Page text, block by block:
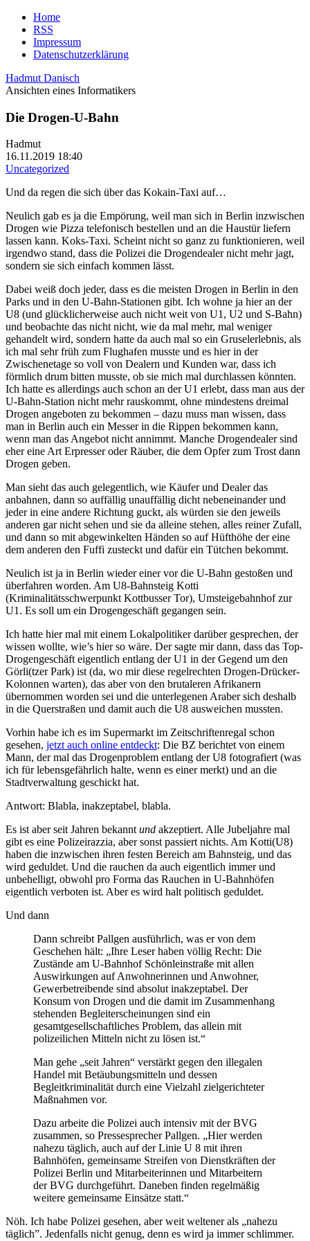
Home
RSS
Impressum
Datenschutzerklärung
Hadmut Danisch
Ansichten eines Informatikers
Die Drogen-U-Bahn
Hadmut
16.11.2019 18:40
Uncategorized
Und da regen die sich über das Kokain-Taxi auf…
Neulich gab es ja die Empörung, weil man sich in Berlin inzwischen
Drogen wie Pizza telefonisch bestellen und an die Haustür liefern
lassen kann. Koks-Taxi. Scheint nicht so ganz zu funktionieren, weil
irgendwo stand, dass die Polizei die Drogendealer nicht mehr jagt,
sondern sie sich einfach kommen lässt.
Dabei weiß doch jeder, dass es die meisten Drogen in Berlin in den
Parks und in den U-Bahn-Stationen gibt. Ich wohne ja hier an der
U8 (und glücklicherweise auch nicht weit von U1, U2 und S-Bahn)
und beobachte das nicht nicht, wie da mal mehr, mal weniger
gehandelt wird, sondern hatte da auch mal so ein Gruselerlebnis, als
ich mal sehr früh zum Flughafen musste und es hier in der
Zwischenetage so voll von Dealern und Kunden war, dass ich
förmlich drum bitten musste, ob sie mich mal durchlassen könnten.
Ich hatte es allerdings auch schon an der U1 erlebt, dass man aus der
U-Bahn-Station nicht mehr rauskommt, ohne mindestens dreimal
Drogen angeboten zu bekommen – dazu muss man wissen, dass
man in Berlin auch ein Messer in die Rippen bekommen kann,
wenn man das Angebot nicht annimmt. Manche Drogendealer sind
eher eine Art Erpresser oder Räuber, die dem Opfer zum Trost dann
Drogen geben.
Man sieht das auch gelegentlich, wie Käufer und Dealer das
anbahnen, dann so auffällig unauffällig dicht nebeneinander und
jeder in eine andere Richtung guckt, als würden sie den jeweils
anderen gar nicht sehen und sie da alleine stehen, alles reiner Zufall,
und dann so mit abgewinkelten Händen so auf Hüfthöhe der eine
dem anderen den Fuffi zusteckt und dafür ein Tütchen bekommt.
Neulich ist ja in Berlin wieder einer vor die U-Bahn gestoßen und
überfahren worden. Am U8-Bahnsteig Kotti
(Kriminalitätsschwerpunkt Kottbusser Tor), Umsteigebahnhof zur
U1. Es soll um ein Drogengeschäft gegangen sein.
Ich hatte hier mal mit einem Lokalpolitiker darüber gesprechen, der
wissen wollte, wie’s hier so wäre. Der sagte mir dann, dass das Top-
Drogengeschäft eigentlich entlang der U1 in der Gegend um den
Görli(tzer Park) ist (da, wo mir diese regelrechten Drogen-Drücker-
Kolonnen warten), das aber von den brutaleren Afrikanern
übernommen worden sei und die unterlegenen Araber sich deshalb
in die Querstraßen und damit auch die U8 ausweichen mussten.
Vorhin habe ich es im Supermarkt im Zeitschriftenregal schon
gesehen, jetzt auch online entdeckt: Die BZ berichtet von einem
Mann, der mal das Drogenproblem entlang der U8 fotografiert (was
ich für lebensgefährlich halte, wenn es einer merkt) und an die
Stadtverwaltung geschickt hat.
Antwort: Blabla, inakzeptabel, blabla.
Es ist aber seit Jahren bekanntund akzeptiert. Alle Jubeljahre mal
gibt es eine Polizeirazzia, aber sonst passiert nichts. Am Kotti(U8)
haben die inzwischen ihren festen Bereich am Bahnsteig, und das
wird geduldet. Und die rauchen da auch eigentlich immer und
unbehelligt, obwohl pro Forma das Rauchen in U-Bahnhöfen
eigentlich verboten ist. Aber es wird halt politisch geduldet.
Und dann
Dann schreibt Pallgen ausführlich, was er von dem
Geschehen hält: „Ihre Leser haben völlig Recht: Die
Zustände am U-Bahnhof Schönleinstraße mit allen
Auswirkungen auf Anwohnerinnen und Anwohner,
Gewerbetreibende sind absolut inakzeptabel. Der
Konsum von Drogen und die damit im Zusammenhang
stehenden Begleiterscheinungen sind ein
gesamtgesellschaftliches Problem, das allein mit
polizeilichen Mitteln nicht zu lösen ist.“
Man gehe „seit Jahren“ verstärkt gegen den illegalen
Handel mit Betäubungsmitteln und dessen
Begleitkriminalität durch eine Vielzahl zielgerichteter
Maßnahmen vor.
Dazu arbeite die Polizei auch intensiv mit der BVG
zusammen, so Pressesprecher Pallgen. „Hier werden
nahezu täglich, auch auf der Linie U 8 mit ihren
Bahnhöfen, gemeinsame Streifen von Dienstkräften der
Polizei Berlin und Mitarbeiterinnen und Mitarbeitern
der BVG durchgeführt. Daneben finden regelmäßig
weitere gemeinsame Einsätze statt.“
Nöh. Ich habe Polizei gesehen, aber weit weltener als „nahezu
täglich”. Jedenfalls nicht genug, denn es wird ja immer schlimmer.